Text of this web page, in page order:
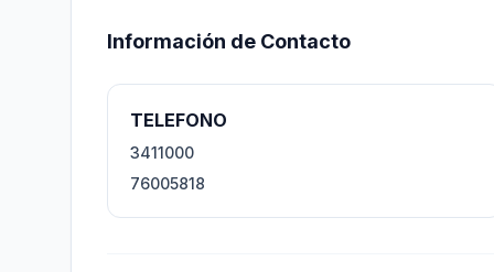
Información de Contacto
TELEFONO
3411000
76005818